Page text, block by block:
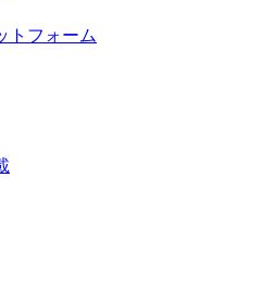
トフォーム